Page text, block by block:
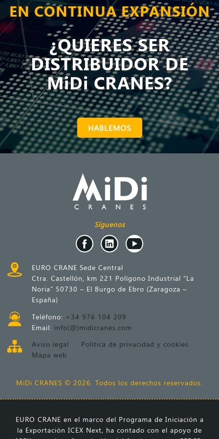
EN CONTINUA EXPANSIÓN
¿QUIERES SER
DISTRIBUIDOR DE
MiDi CRANES?
HABLEMOS
Síguenos
EURO CRANE Sede Central
Ctra. Castellón, km 221 Polígono Industrial “La
Noria” 50730 – El Burgo de Ebro (Zaragoza –
España)
Teléfono: +34 976 104 209
Email: info(@)midicranes.com
Aviso legal
Política de privacidad y cookies
Mapa web
MiDi CRANES © 2026. Todos los derechos reservados.
EURO CRANE en el marco del Programa de Iniciación a
la Exportación ICEX Next, ha contado con el apoyo de